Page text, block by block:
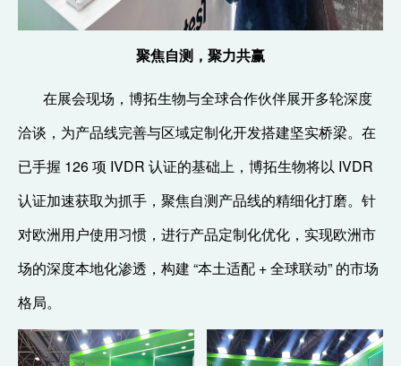
聚焦自测，聚力共赢
在展会现场，博拓生物与全球合作伙伴展开多轮深度
洽谈，为产品线完善与区域定制化开发搭建坚实桥梁。在
已手握 126 项 IVDR 认证的基础上，博拓生物将以 IVDR
认证加速获取为抓手，聚焦自测产品线的精细化打磨。针
对欧洲用户使用习惯，进行产品定制化优化，实现欧洲市
场的深度本地化渗透，构建 “本土适配 + 全球联动” 的市场
格局。